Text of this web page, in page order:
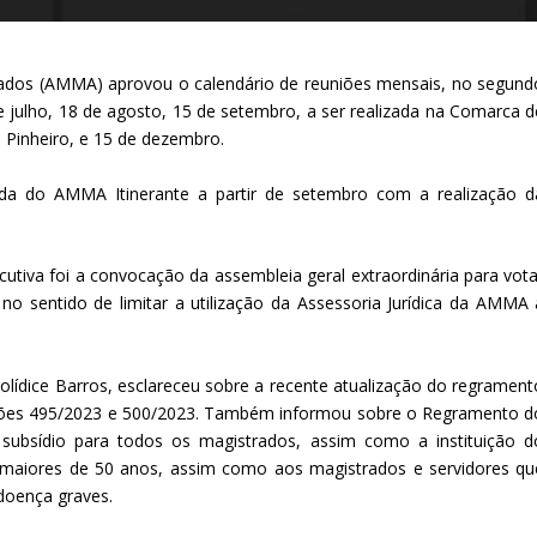
(AMMA) aprovou o calendário de reuniões mensais, no
18 de agosto, 15 de setembro, a ser realizada na Comarca
e 15 de dezembro.
do AMMA Itinerante a partir de setembro com a realização
foi a convocação da assembleia geral extraordinária para
sentido de limitar a utilização da Assessoria Jurídica da AMMA
Barros, esclareceu sobre a recente atualização do
495/2023 e 500/2023. Também informou sobre o Regramento
para todos os magistrados, assim como a instituição
de 50 anos, assim como aos magistrados e servidores
graves.